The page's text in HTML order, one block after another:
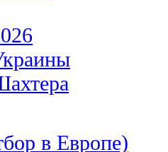
в Европе)